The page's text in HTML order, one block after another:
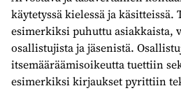
käytetyssä kielessä ja käsitteissä.
esimerkiksi puhuttu asiakkaista,
osallistujista ja jäsenistä.
itsemääräämisoikeutta tuettiin
esimerkiksi kirjaukset pyrittiin